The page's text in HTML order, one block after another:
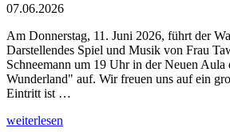
07.06.2026
Am Donnerstag, 11. Juni 2026, führt der
Darstellendes Spiel und Musik von Frau
Schneemann um 19 Uhr in der Neuen
Wunderland" auf. Wir freuen uns auf ein
Eintritt ist …
weiterlesen